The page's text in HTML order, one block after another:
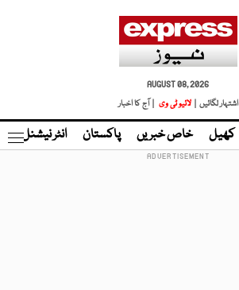
AUGUST 08, 2026
اشتہار لگائیں |
لائیو ٹی وی | آج کا اخبار
کھیل خاص خبریں پاکستان انٹر نیشنل